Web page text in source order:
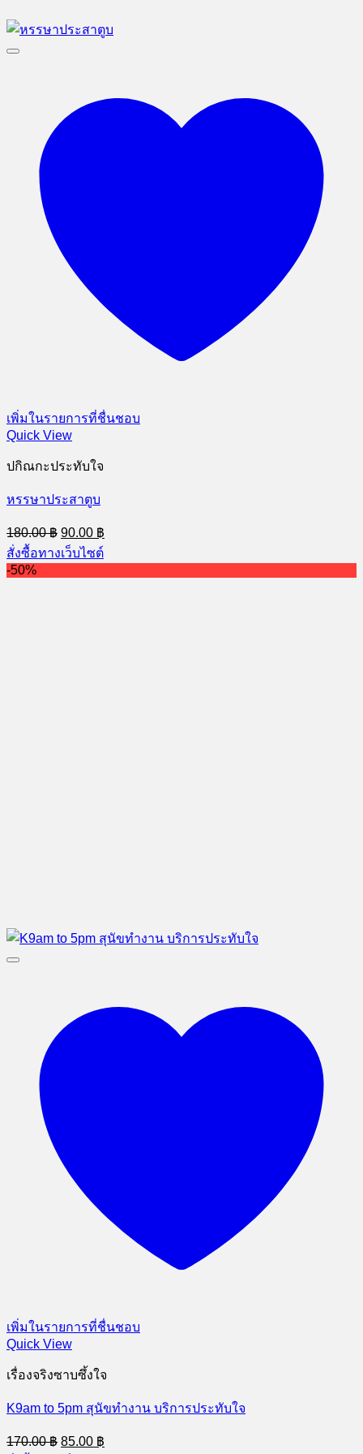
เพิ่มในรายการที่ชื่นชอบ
Quick View
ปกิณกะประทับใจ
หรรษาประสาตูบ
180.00฿ Original
price
was:
180.00 ฿.
90.00 ฿
price
90.00 ฿.
สั่งซื้อทางเว็บไซต์
-50%
เพิ่มในรายการที่ชื่นชอบ
Quick View
เรื่องจริงซาบซึ้งใจ
K9am to 5pm สุนัขทำงาน บริการประทับใจ
170.00฿ Original
85.00 ฿